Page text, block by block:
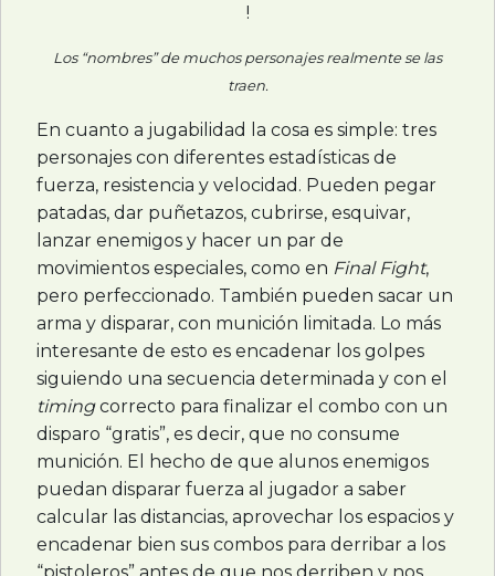
!
Los “nombres” de muchos personajes realmente se las
traen.
En cuanto a jugabilidad la cosa es simple: tres
personajes con diferentes estadísticas de
fuerza, resistencia y velocidad. Pueden pegar
patadas, dar puñetazos, cubrirse, esquivar,
lanzar enemigos y hacer un par de
movimientos especiales, como en Final Fight,
pero perfeccionado. También pueden sacar un
arma y disparar, con munición limitada. Lo más
interesante de esto es encadenar los golpes
siguiendo una secuencia determinada y con el
timingcorrecto para finalizar el combo con un
disparo “gratis”, es decir, que no consume
munición. El hecho de que alunos enemigos
puedan disparar fuerza al jugador a saber
calcular las distancias, aprovechar los espacios y
encadenar bien sus combos para derribar a los